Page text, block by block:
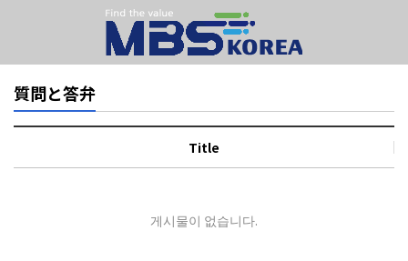
質問と答弁
Title
게시물이 없습니다.